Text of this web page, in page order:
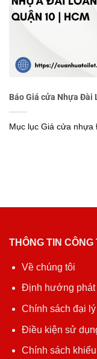
Báo Giá cửa Nhựa Đài
Mục lục Giá cửa
THÔNG TIN CÔNG
Về chúng tôi
Định hướng phát
Chính sách đại lý
Điều kiện sử
Chính sách